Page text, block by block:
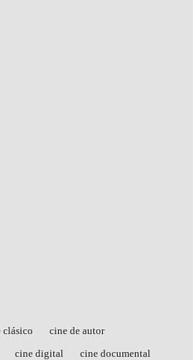
clásico
cine de autor
cine digital
cine documental